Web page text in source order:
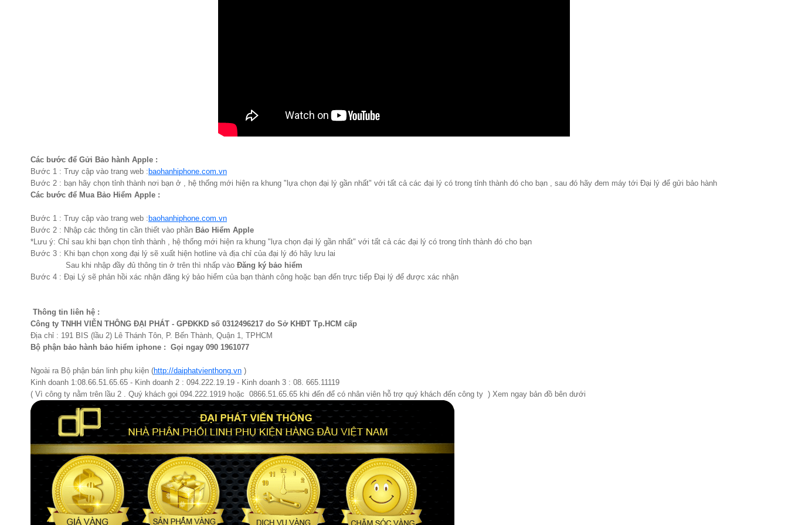
Các bước để Gửi Bảo hành Apple :
Bước 1 : Truy cập vào trang web : baohanhiphone.com.vn
Bước 2 : bạn hãy chọn tỉnh thành nơi bạn ở , hệ thống mới hiện ra khung "lựa chọn đại lý gần nhất" với tất cả các đại lý có trong tỉnh thành đó cho bạn , sau đó hãy đem máy tới Đại lý để gửi bảo hành
Các bước để Mua Bảo Hiểm Apple :
Bước 1 : Truy cập vào trang web : baohanhiphone.com.vn
Bước 2 : Nhập các thông tin cần thiết vào phần Bảo Hiểm Apple
*Lưu ý: Chỉ sau khi bạn chọn tỉnh thành , hệ thống mới hiện ra khung "lựa chọn đại lý gần nhất" với tất cả các đại lý có trong tỉnh thành đó cho bạn
Bước 3 : Khi bạn chọn xong đại lý sẽ xuất hiện hotline và địa chỉ của đại lý đó hãy lưu lai
Sau khi nhập đầy đủ thông tin ở trên thì nhấp vào Đăng ký bảo hiểm
Bước 4 : Đại Lý sẽ phản hồi xác nhận đăng ký bảo hiểm của bạn thành công hoặc bạn đến trực tiếp Đại lý để được xác nhận
Thông tin liên hệ :
Công ty TNHH VIỄN THÔNG ĐẠI PHÁT - GPĐKKD số 0312496217 do Sở KHĐT Tp.HCM cấp
Địa chỉ : 191 BIS (lầu 2) Lê Thánh Tôn, P. Bến Thành, Quận 1, TPHCM
Bộ phận bảo hành bảo hiểm iphone : Gọi ngay 090 1961077​
Ngoài ra Bộ phận bán linh phụ kiện (http://daiphatvienthong.vn )
Kinh doanh 1:08.66.51.65.65 - Kinh doanh 2 : 094.222.19.19 - Kinh doanh 3 : 08. 665.11119
( Vì công ty nằm trên lầu 2 . Quý khách gọi 094.222.1919 hoặc 0866.51.65.65 khi đến để có nhân viên hỗ trợ quý khách đến công ty ) Xem ngay bản đồ bên dưới